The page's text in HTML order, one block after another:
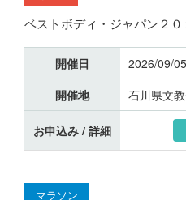
ベストボディ・ジャパン２
開催日
2026/09/
開催地
石川県文
お申込み / 詳細
マラソン